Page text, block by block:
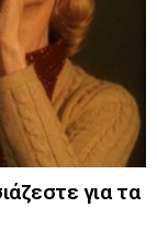
για τα